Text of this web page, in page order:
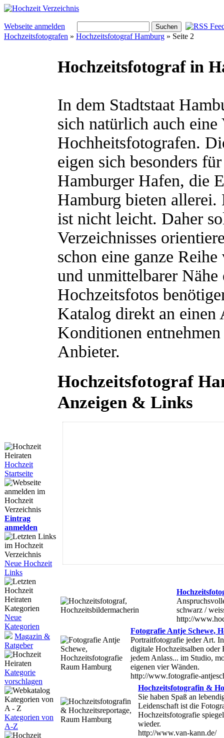
Webseite anmelden
Hochzeitsfotografen » Hochzeitsfotograf Hamburg » Seite 2
Hochzeit
Startseite
Eintrag
anmelden
Neue Hochzeit
Links
Neue
Kategorien
Magazin &
Ratgeber
Kategorie
vorschlagen
Kategorien von
A-Z
Hochzeitsfotograf in
In dem Stadtstaat
sich natürlich auch
Hochheitsfotografen.
eigen sich besonders
Hamburger Hafen, die
Hamburg bieten
ist nicht leicht. Daher
Verzeichnisses
schon eine ganze
und unmittelbarer
Hochzeitsfotos
Katalog direkt an einen
Konditionen
Anbieter.
Hochzeitsfotograf
Anzeigen & Links
schwarz /
http://
Fotografie Antje Schewe,
Portraitfotografie jeder Art.
digitale Hochzeitsalben oder
jedem Anlass... im Studio,
eigenen vier Wänden.
http://www.fotografie-
Hochzeitsfotografin &
Sie haben Spaß an
Leidenschaft ist die
Hochzeitsfotografie
wieder.
http://www.van-kann.de/